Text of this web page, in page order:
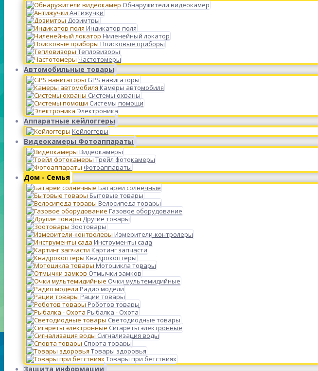
Обнаружители видеокамер
Антижучки
Дозимтры
Индикатор поля
Ниленейный локатор
Поисковые приборы
Тепловизоры
Частотомеры
Автомобильные товары
GPS навигаторы
Камеры автомобиля
Системы охраны
Системы помощи
Электроника
Аппаратные кейлоггеры
Кейлоггеры
Видеокамеры Фотоаппараты
Видеокамеры
Трейл фотокамеры
Фотоаппараты
Дом - Семья
Батареи солнечные
Бытовые товары
Велосипеда товары
Газовое оборудование
Другие товары
Зоотовары
Измерители-контролеры
Инструменты сада
Картинг запчасти
Квадрокоптеры
Мотоцикла товары
Отмычки замков
Очки мультемидийные
Радио модели
Рации товары
Роботов товары
Рыбалка - Охота
Светодиодные товары
Сигареты электронные
Сигнализация воды
Спорта товары
Товары здоровья
Товары при бетствиях
Защита информации